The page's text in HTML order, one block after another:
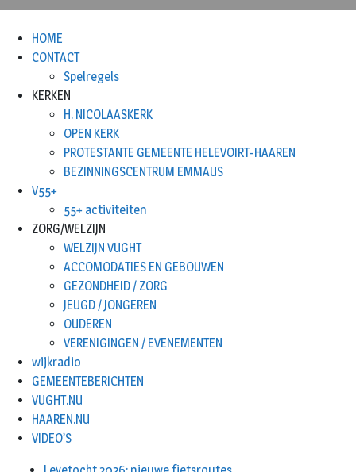
HOME
CONTACT
Spelregels
KERKEN
H. NICOLAASKERK
OPEN KERK
PROTESTANTE GEMEENTE HELEVOIRT-HAAREN
BEZINNINGSCENTRUM EMMAUS
V55+
55+ activiteiten
ZORG/WELZIJN
WELZIJN VUGHT
ACCOMODATIES EN GEBOUWEN
GEZONDHEID / ZORG
JEUGD / JONGEREN
OUDEREN
VERENIGINGEN / EVENEMENTEN
wijkradio
GEMEENTEBERICHTEN
VUGHT.NU
HAAREN.NU
VIDEO’S